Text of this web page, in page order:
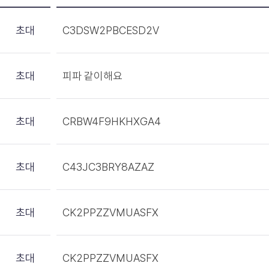
초대 C3DSW2PBCESD2V
초대 피파 같이해요
초대 CRBW4F9HKHXGA4
초대 C43JC3BRY8AZAZ
초대 CK2PPZZVMUASFX
초대 CK2PPZZVMUASFX